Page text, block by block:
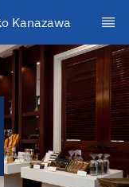
Kanazawa